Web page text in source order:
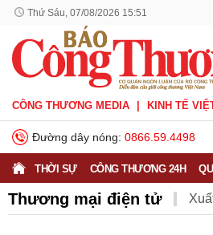
Thứ Sáu, 07/08/2026 15:51
CÔNG THƯƠNG MEDIA KINH TẾ
Đường dây nóng: 0866.59.4498
THỜI SỰ CÔNG THƯƠNG 24H
Thương mại điện tử